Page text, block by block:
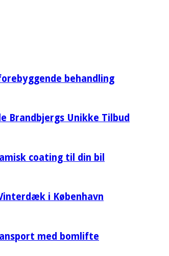
behandling
Brandbjergs Unikke Tilbud
coating til din bil
i København
med bomlifte